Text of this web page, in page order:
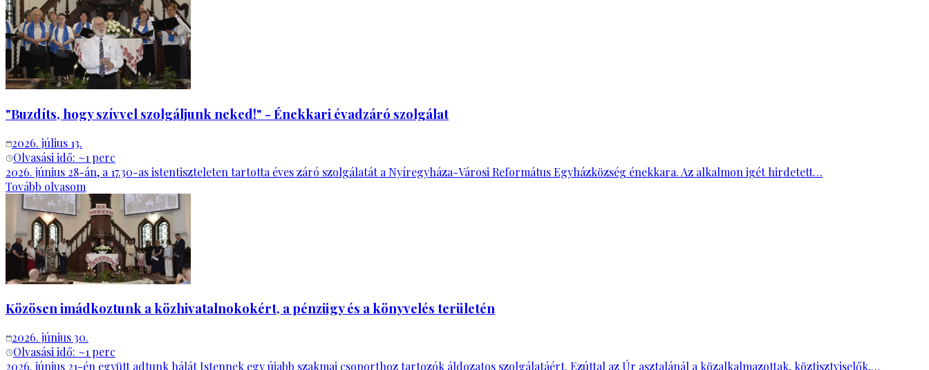
"Buzdíts, hogy szívvel szolgáljunk neked!" - Énekkari évadzáró szolgálat
2026. július 13.
Olvasási idő: ~1 perc
2026. június 28-án, a 17.30-as istentiszteleten tartotta éves záró szolgálatát a Nyíregyháza-Városi Református Egyházközség énekkara. Az alkalmon igét hirdetett…
Tovább olvasom
Közösen imádkoztunk a közhivatalnokokért, a pénzügy és a könyvelés területén
2026. június 30.
Olvasási idő: ~1 perc
2026. június 21-én együtt adtunk hálát Istennek egy újabb szakmai csoporthoz tartozók áldozatos szolgálatáért. Ezúttal az Úr asztalánál a közalkalmazottak, köztisztviselők,…